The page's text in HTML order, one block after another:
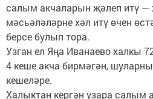
салым акчаларын җәлеп итү —
мәсьәләләрне хәл итү өчен
берсе булып тора.
Узган ел Яңа Иванаево халкы
4 кеше акча бирмәгән,
кешеләре.
Халыктан кергән үзара салым